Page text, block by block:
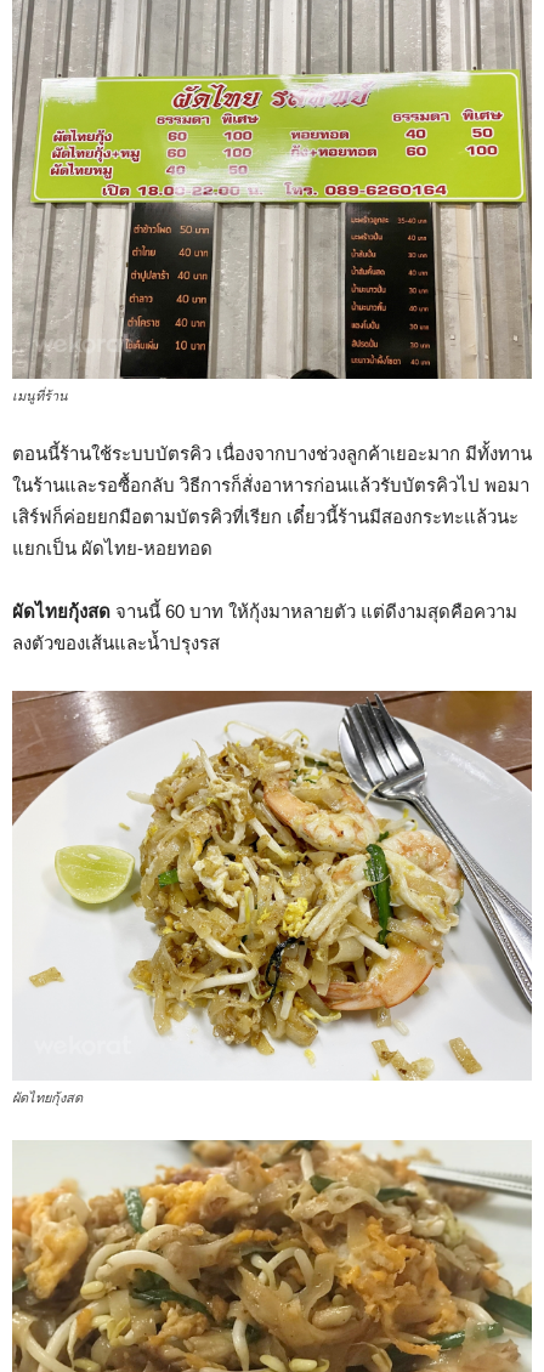
เมนูที่ร้าน
ตอนนี้ร้านใช้ระบบบัตรคิว เนื่องจากบางช่วงลูกค้าเยอะมาก มีทั้งทาน
ในร้านและรอซื้อกลับ วิธีการก็สั่งอาหารก่อนแล้วรับบัตรคิวไป พอมา
เสิร์ฟก็ค่อยยกมือตามบัตรคิวที่เรียก เดี๋ยวนี้ร้านมีสองกระทะแล้วนะ
แยกเป็น ผัดไทย-หอยทอด
ผัดไทยกุ้งสด จานนี้ 60 บาท ให้กุ้งมาหลายตัว แต่ดีงามสุดคือความ
ลงตัวของเส้นและน้ำปรุงรส
ผัดไทยกุ้งสด